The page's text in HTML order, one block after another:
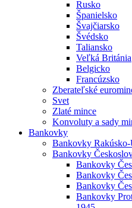
Rusko
Španielsko
Švajčiarsko
Švédsko
Taliansko
Veľká Británia
Belgicko
Francúzsko
Zberateľské
Svet
Zlaté mince
Konvoluty a sady
Bankovky
Bankovky
Bankovky
Bankovky
Bankovky
Bankovky
Bankovky